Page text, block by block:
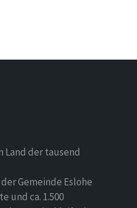
Land der tausend
Gemeinde Eslohe
und ca. 1.500